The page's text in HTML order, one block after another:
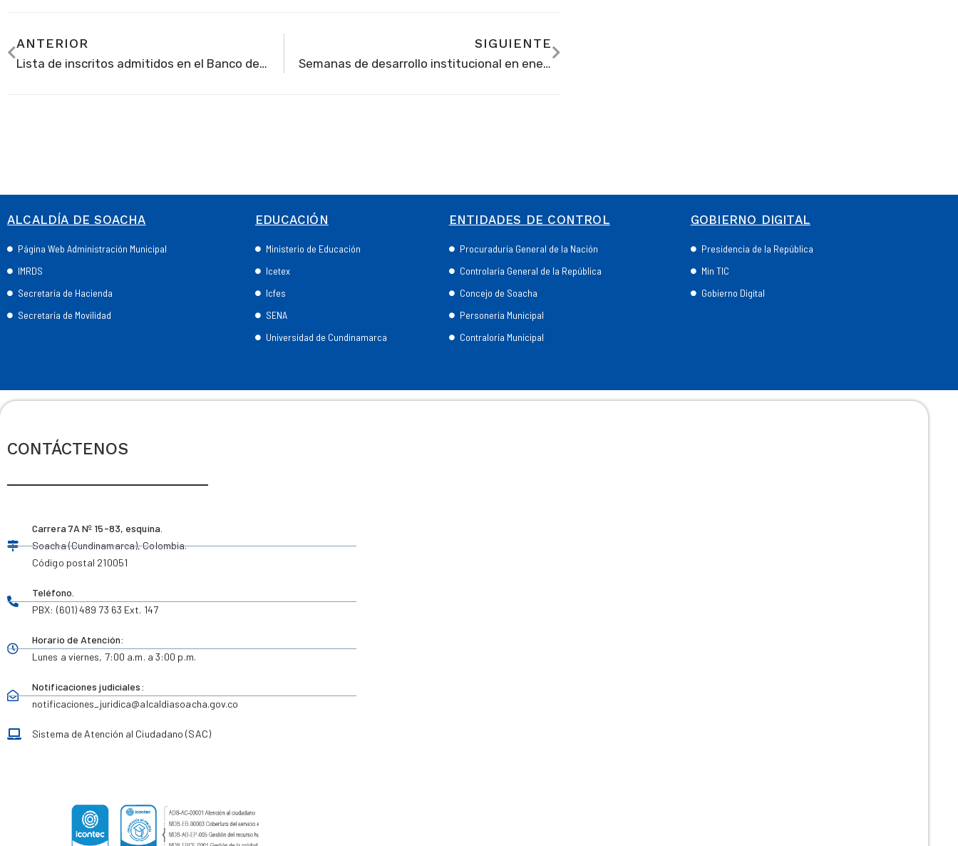
ANTERIOR
Lista de inscritos admitidos en el Banco de Oferentes para el periodo 2024-2026
SIGUIENTE
Semanas de desarrollo institucional en enero de 2024
ALCALDÍA DE SOACHA
Página Web Administración Municipal
IMRDS
Secretaría de Hacienda
Secretaría de Movilidad
EDUCACIÓN
Ministerio de Educación
Icetex
Icfes
SENA
Universidad de Cundinamarca
ENTIDADES DE CONTROL
Procuraduría General de la Nación
Controlaría General de la República
Concejo de Soacha
Personería Municipal
Contraloría Municipal
GOBIERNO DIGITAL
Presidencia de la República
Min TIC
Gobierno Digital
CONTÁCTENOS
Carrera 7A Nº 15-83, esquina.
Soacha (Cundinamarca), Colombia.
Código postal 210051
Teléfono.
PBX: (601) 489 73 63 Ext. 147
Horario de Atención:
Lunes a viernes, 7:00 a.m. a 3:00 p.m.
Notificaciones judiciales:
notificaciones_juridica@alcaldiasoacha.gov.co
Sistema de Atención al Ciudadano (SAC)